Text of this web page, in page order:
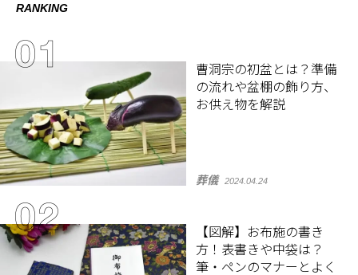
RANKING
曹洞宗の初盆とは？準備
の流れや盆棚の飾り方、
お供え物を解説
葬儀 2024.04.24
【図解】お布施の書き
方！表書きや中袋は？
筆・ペンのマナーとよく